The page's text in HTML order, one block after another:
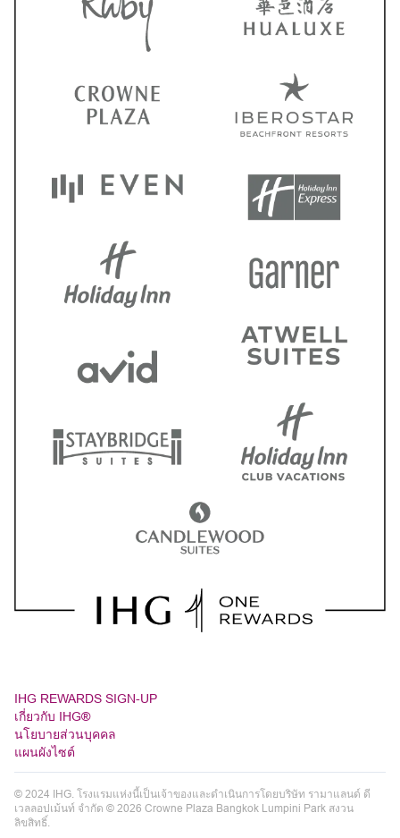
IHG REWARDS SIGN-UP
เกี่ยวกับ IHG®
นโยบายส่วนบุคคล
แผนผังไซต์
© 2024 IHG. โรงแรมแห่งนี้เป็นเจ้าของและดำเนินการโดยบริษัท รามาแลนด์ ดี
เวลลอปเม้นท์ จำกัด © 2026 Crowne Plaza Bangkok Lumpini Park สงวน
ลิขสิทธิ์.